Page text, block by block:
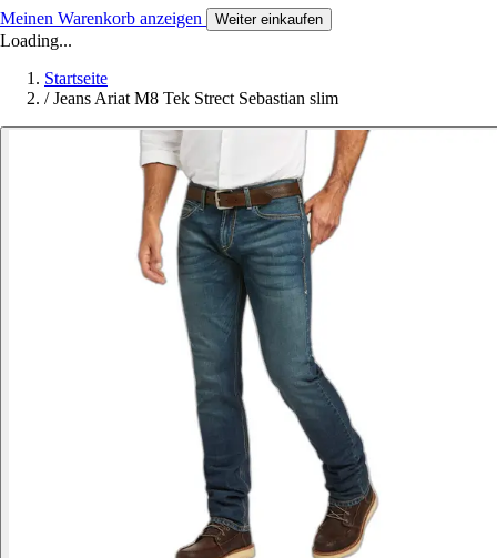
Meinen Warenkorb anzeigen Weiter einkaufen
Loading...
Startseite
/ Jeans Ariat M8 Tek Strect Sebastian slim